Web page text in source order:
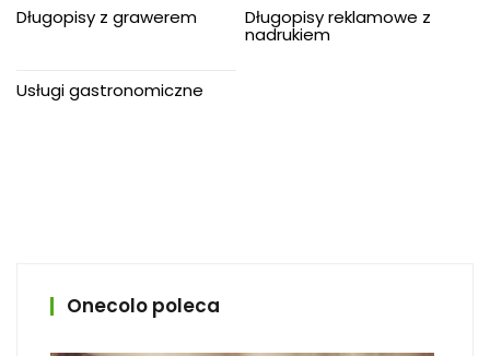
Długopisy z grawerem Długopisy reklamowe z
nadrukiem
Usługi gastronomiczne
Onecolo poleca